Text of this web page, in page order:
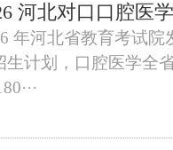
年河北省教育考试院
生计划，口腔医学全